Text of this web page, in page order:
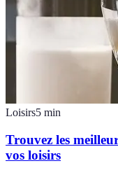
Loisirs5 min
Trouvez les
vos loisirs